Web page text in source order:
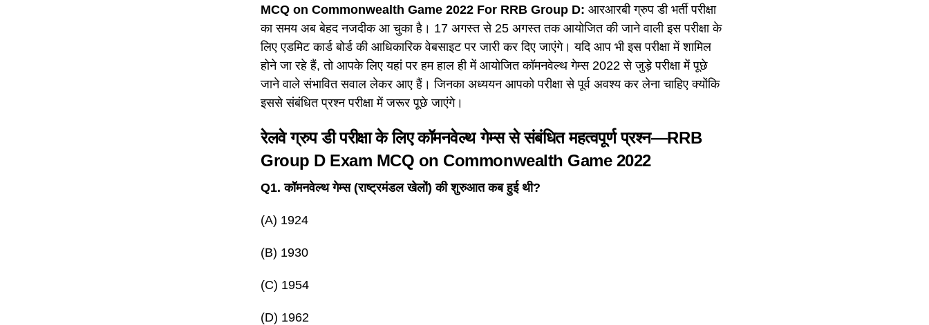
MCQ on Commonwealth Game 2022 For RRB Group D: आरआरबी ग्रुप डी भर्ती परीक्षा
का समय अब बेहद नजदीक आ चुका है। 17 अगस्त से 25 अगस्त तक आयोजित की जाने वाली इस परीक्षा के
लिए एडमिट कार्ड बोर्ड की आधिकारिक वेबसाइट पर जारी कर दिए जाएंगे। यदि आप भी इस परीक्षा में शामिल
होने जा रहे हैं, तो आपके लिए यहां पर हम हाल ही में आयोजित कॉमनवेल्थ गेम्स 2022 से जुड़े परीक्षा में पूछे
जाने वाले संभावित सवाल लेकर आए हैं। जिनका अध्ययन आपको परीक्षा से पूर्व अवश्य कर लेना चाहिए क्योंकि
इससे संबंधित प्रश्न परीक्षा में जरूर पूछे जाएंगे।
रेलवे ग्रुप डी परीक्षा के लिए कॉमनवेल्थ गेम्स से संबंधित महत्वपूर्ण प्रश्न—RRB
Group DExam MCQ on Commonwealth Game 2022
Q1. कॉमनवेल्थ गेम्स (राष्ट्रमंडल खेलों) की शुरुआत कब हुई थी?
(A) 1924
(B) 1930
(C) 1954
(D) 1962